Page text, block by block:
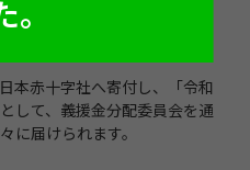
ット総回転数×10円
本赤十字社へ寄付し、「令和
して、義援金分配委員会を通
に届けられます。